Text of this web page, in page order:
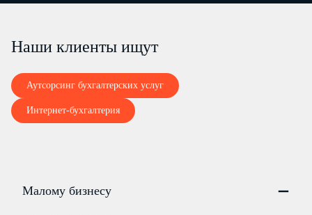
Наши клиенты ищут
Аутсорсинг бухгалтерских услуг
Интернет-бухгалтерия
Малому бизнесу